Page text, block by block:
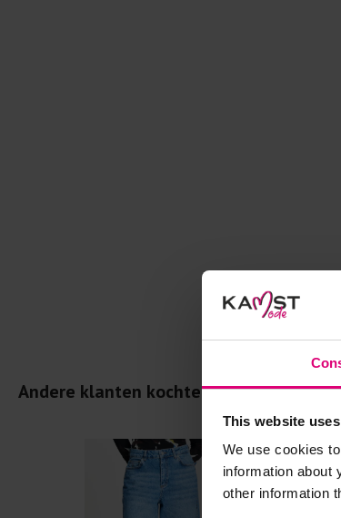
This website
We use cookies
information about
other information
Andere klanten kochten dit ook